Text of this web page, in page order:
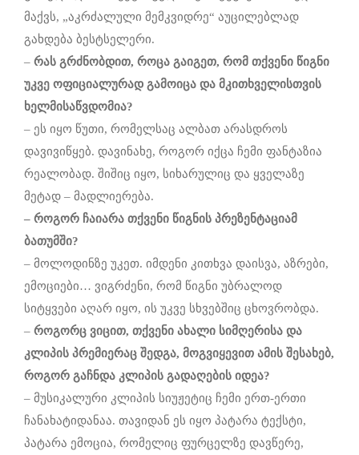
მაქვს, „აკრძალული მემკვიდრე“ აუცილებლად
გახდება ბესტსელერი.
– რას გრძნობდით, როცა გაიგეთ, რომ თქვენი წიგნი
უკვე ოფიციალურად გამოიცა და მკითხველისთვის
ხელმისაწვდომია?
– ეს იყო წუთი, რომელსაც ალბათ არასდროს
დავივიწყებ. დავინახე, როგორ იქცა ჩემი ფანტაზია
რეალობად. შიშიც იყო, სიხარულიც და ყველაზე
მეტად – მადლიერება.
– როგორ ჩაიარა თქვენი წიგნის პრეზენტაციამ
ბათუმში?
– მოლოდინზე უკეთ. იმდენი კითხვა დაისვა, აზრები,
ემოციები… ვიგრძენი, რომ წიგნი უბრალოდ
სიტყვები აღარ იყო, ის უკვე სხვებშიც ცხოვრობდა.
– როგორც ვიცით, თქვენი ახალი სიმღერისა და
კლიპის პრემიერაც შედგა, მოგვიყევით ამის შესახებ,
როგორ გაჩნდა კლიპის გადაღების იდეა?
– მუსიკალური კლიპის სიუჟეტიც ჩემი ერთ-ერთი
ჩანახატიდანაა. თავიდან ეს იყო პატარა ტექსტი,
პატარა ემოცია, რომელიც ფურცელზე დავწერე,